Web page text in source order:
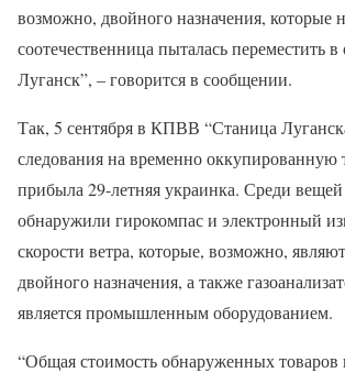
возможно, двойного назначения, которые
соотечественница пыталась переместить
Луганск”, – говорится в сообщении.
Так, 5 сентября в КПВВ “Станица
следования на временно оккупированную
прибыла 29-летняя украинка. Среди
обнаружили гирокомпас и электронный
скорости ветра, которые, возможно,
двойного назначения, а также
является промышленным оборудованием.
“Общая стоимость обнаруженных